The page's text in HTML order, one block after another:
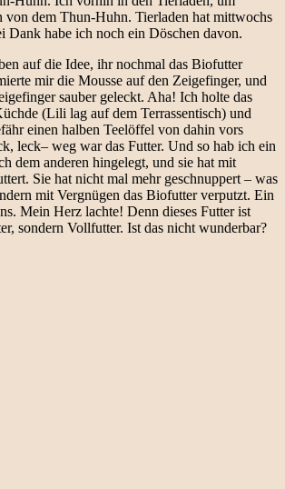
von dem Thun-Huhn. Tierladen hat mittwochs
Dank habe ich noch ein Döschen davon.
auf die Idee, ihr nochmal das Biofutter
mir die Mousse auf den Zeigefinger, und
sauber geleckt. Aha! Ich holte das
(Lili lag auf dem Terrassentisch) und
einen halben Teelöffel von dahin vors
leck– weg war das Futter. Und so hab ich ein
dem anderen hingelegt, und sie hat mit
Sie hat nicht mal mehr geschnuppert – was
mit Vergnügen das Biofutter verputzt. Ein
Mein Herz lachte! Denn dieses Futter ist
sondern Vollfutter. Ist das nicht wunderbar?